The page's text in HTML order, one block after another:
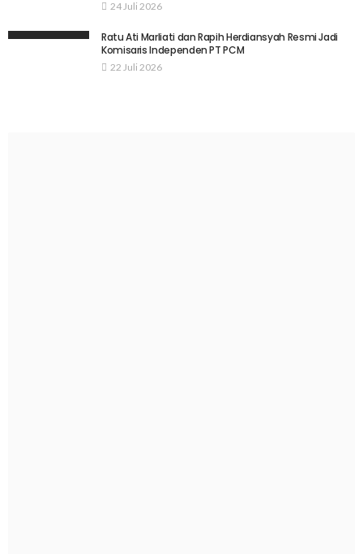
24 Juli 2026
Ratu Ati Marliati dan Rapih Herdiansyah Resmi Jadi
Komisaris Independen PT PCM
22 Juli 2026